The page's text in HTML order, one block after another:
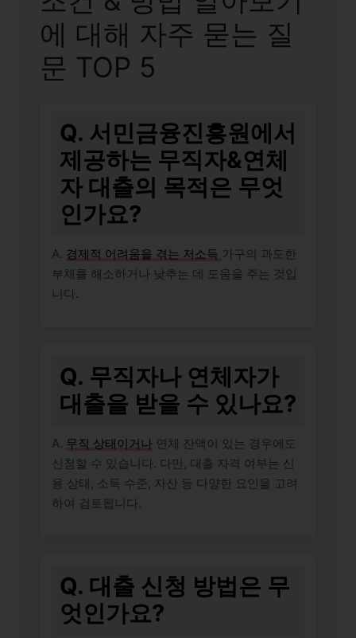
에 대해 자주 묻는 질
문 TOP 5
Q. 서민금융진흥원에서
제공하는 무직자&연체
자 대출의 목적은 무엇
인가요?
A. 경제적 어려움을 겪는 저소득 가구의 과도한
부채를 해소하거나 낮추는 데 도움을 주는 것입
니다.
Q. 무직자나 연체자가
대출을 받을 수 있나요?
A. 무직 상태이거나 연체 잔액이 있는 경우에도
신청할 수 있습니다. 다만, 대출 자격 여부는 신
용 상태, 소득 수준, 자산 등 다양한 요인을 고려
하여 검토됩니다.
Q. 대출 신청 방법은 무
엇인가요?